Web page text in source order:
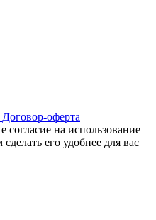
Договор-оферта
согласие на использование
его удобнее для вас